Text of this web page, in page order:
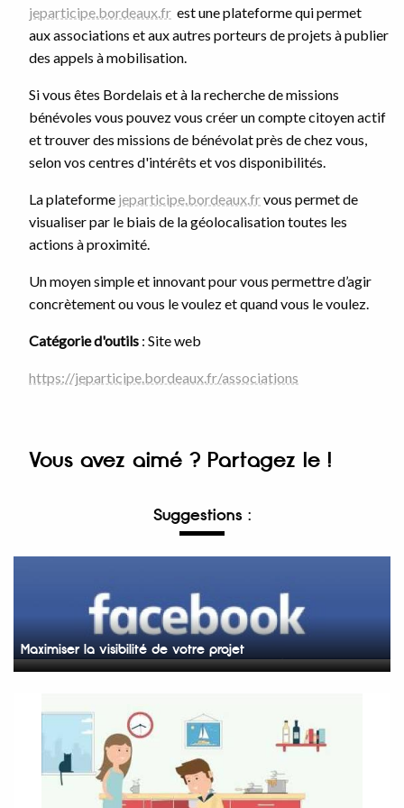
jeparticipe.bordeaux.fr est une plateforme qui permet
auxassociations et aux autres porteurs de projets à publier
des appels à mobilisation.
Si vous êtes Bordelais et à la recherche de missions
bénévoles vous pouvez vous créer un compte citoyen actif
et trouver des missions de bénévolat près de chez vous,
selon vos centres d'intérêts et vos disponibilités.
La plateforme jeparticipe.bordeaux.frvous permet de
visualiser par le biais de la géolocalisation toutes les
actions à proximité.
Un moyen simple et innovant pour vous permettre d’agir
concrètement ou vous le voulez et quand vous le voulez.
Catégorie d'outils : Site web
https://jeparticipe.bordeaux.fr/associations
Vous avez aimé ? Partagez le !
Suggestions :
Maximiser la visibilité de votre projet